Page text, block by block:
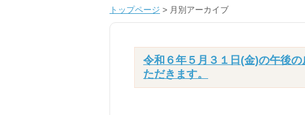
トップページ > 月別アーカイブ
令和６年５月３１日(金)の午後
ただきます。